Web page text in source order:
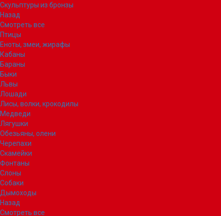
Скульптуры из бронзы
Назад
Смотреть все
Птицы
Еноты, змеи, жирафы
Кабаны
Бараны
Быки
Львы
Лошади
Лисы, волки, крокодилы
Медведи
Лягушки
Обезьяны, олени
Черепахи
Скамейки
Фонтаны
Слоны
Собаки
Дымоходы
Назад
Смотреть все